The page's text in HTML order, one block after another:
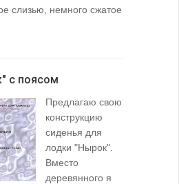
слизью, немного сжатое
с поясом
Предлагаю свою
конструкцию
сиденья для
лодки "Нырок".
Вместо
деревянного я